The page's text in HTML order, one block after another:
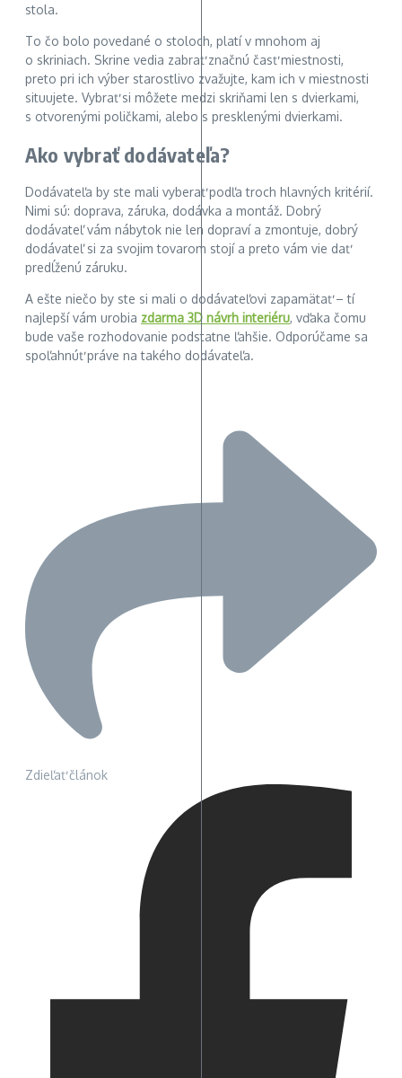
stola.
To čo bolo povedané o stoloch, platí v mnohom aj
o skriniach. Skrine vedia zabrať značnú časť miestnosti,
preto pri ich výber starostlivo zvažujte, kam ich v miestnosti
situujete. Vybrať si môžete medzi skriňami len s dvierkami,
s otvorenými poličkami, alebo s presklenými dvierkami.
Ako vybrať dodávateľa?
Dodávateľa by ste mali vyberať podľa troch hlavných kritérií.
Nimi sú: doprava, záruka, dodávka a montáž. Dobrý
dodávateľ vám nábytok nie len dopraví a zmontuje, dobrý
dodávateľ si za svojim tovarom stojí a preto vám vie dať
predĺženú záruku.
A ešte niečo by ste si mali o dodávateľovi zapamätať – tí
najlepší vám urobia zdarma 3D návrh interiéru, vďaka čomu
bude vaše rozhodovanie podstatne ľahšie. Odporúčame sa
spoľahnúť práve na takého dodávateľa.
Zdieľať článok